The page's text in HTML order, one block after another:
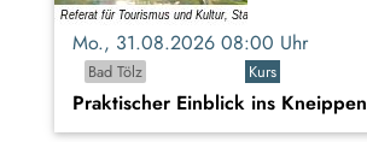
Mo., 31.08.2026 08:00 Uhr
Bad Tölz
Kurs
Praktischer Einblick ins Kneippen